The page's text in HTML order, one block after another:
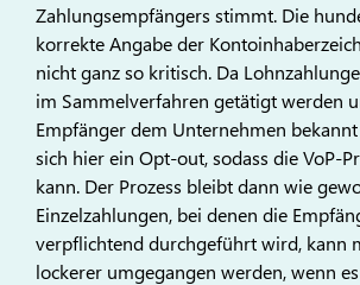
Zahlungsempfängers stimmt. Die
korrekte Angabe der
nicht ganz so kritisch. Da
im Sammelverfahren getätigt werden
Empfänger dem Unternehmen
sich hier ein Opt-out, sodass die VoP-
kann. Der Prozess bleibt dann wie
Einzelzahlungen, bei denen die
verpflichtend durchgeführt wird, kann
lockerer umgegangen werden, wenn